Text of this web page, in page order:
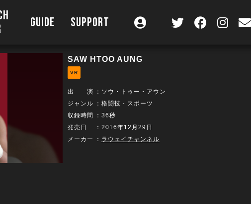
GUIDE SUPPORT
SAW HTOO AUNG
VR
出 演 ： ソウ・トゥー・アウン
ジャンル
：格闘技・スポーツ
収録時間
：36秒
発売日
：2016年12月29日
メーカー
： ラウェイチャンネル